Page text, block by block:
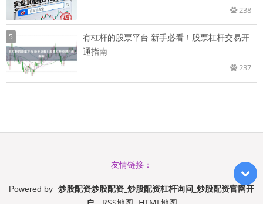
238
5
有杠杆的股票平台 新手必看！股票杠杆交易开
通指南
237
友情链接：
Powered by 炒股配资炒股配资_炒股配资杠杆询问_炒股配资官网开